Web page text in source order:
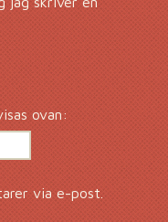
ovan:
via e-post.